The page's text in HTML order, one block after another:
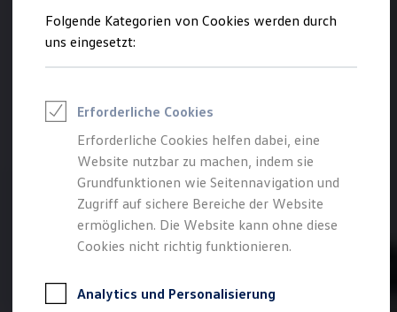
Feuerwehr
Rettungsdienste
ONE Business ID Vorteile
Fahrzeugsuche & Marktplatz
Digitaler Marktplatz
Kauf & Finanzierung
Online-Fahrzeugbewertung
Aktionen & Angebote
E-Auto-Förderung
Für Privatkunden
Für Gewerbekunden
Profi Paket
TopDeal
Zertifizierte Gebrauchtwagen
Folgende Kategorien von Cookies werden durch
uns eingesetzt:
Erforderliche Cookies
Erforderliche Cookies helfen dabei, eine
Website nutzbar zu machen, indem sie
Grundfunktionen wie Seitennavigation und
Zugriff auf sichere Bereiche der Website
ermöglichen. Die Website kann ohne diese
Cookies nicht richtig funktionieren.
Analytics und Personalisierung